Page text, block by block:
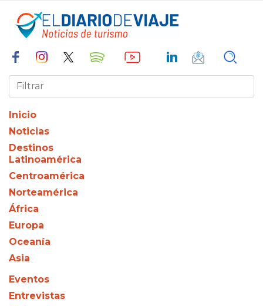
Inicio
Noticias
Destinos
Latinoamérica
Centroamérica
Norteamérica
África
Europa
Oceanía
Asia
Eventos
Entrevistas